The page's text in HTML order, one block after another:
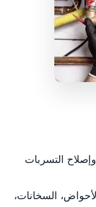
التسربات
السخانات،